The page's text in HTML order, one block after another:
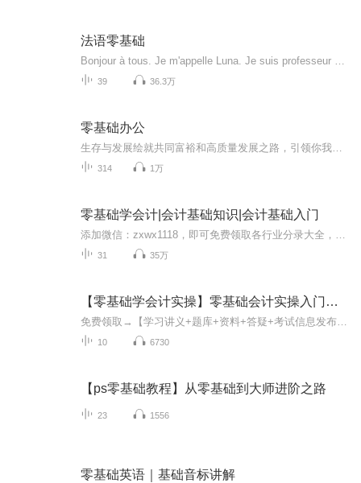
法语零基础
39 36.3万
零基础办公
314 1万
零基础学会计|会计基础知识|会计基础入门
31 35万
【零基础学会计实操】零基础会计实操入门课程
10 6730
【ps零基础教程】从零基础到大师进阶之路
23 1556
零基础英语｜基础音标讲解